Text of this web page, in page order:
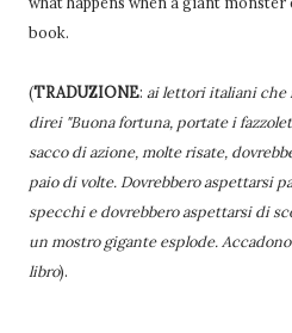
book.
(TRADUZIONE: ai lettori italiani che
direi "Buona fortuna, portate i
sacco di azione, molte risate,
paio di volte. Dovrebbero aspettarsi
specchi e dovrebbero aspettarsi di
un mostro gigante esplode.
libro).